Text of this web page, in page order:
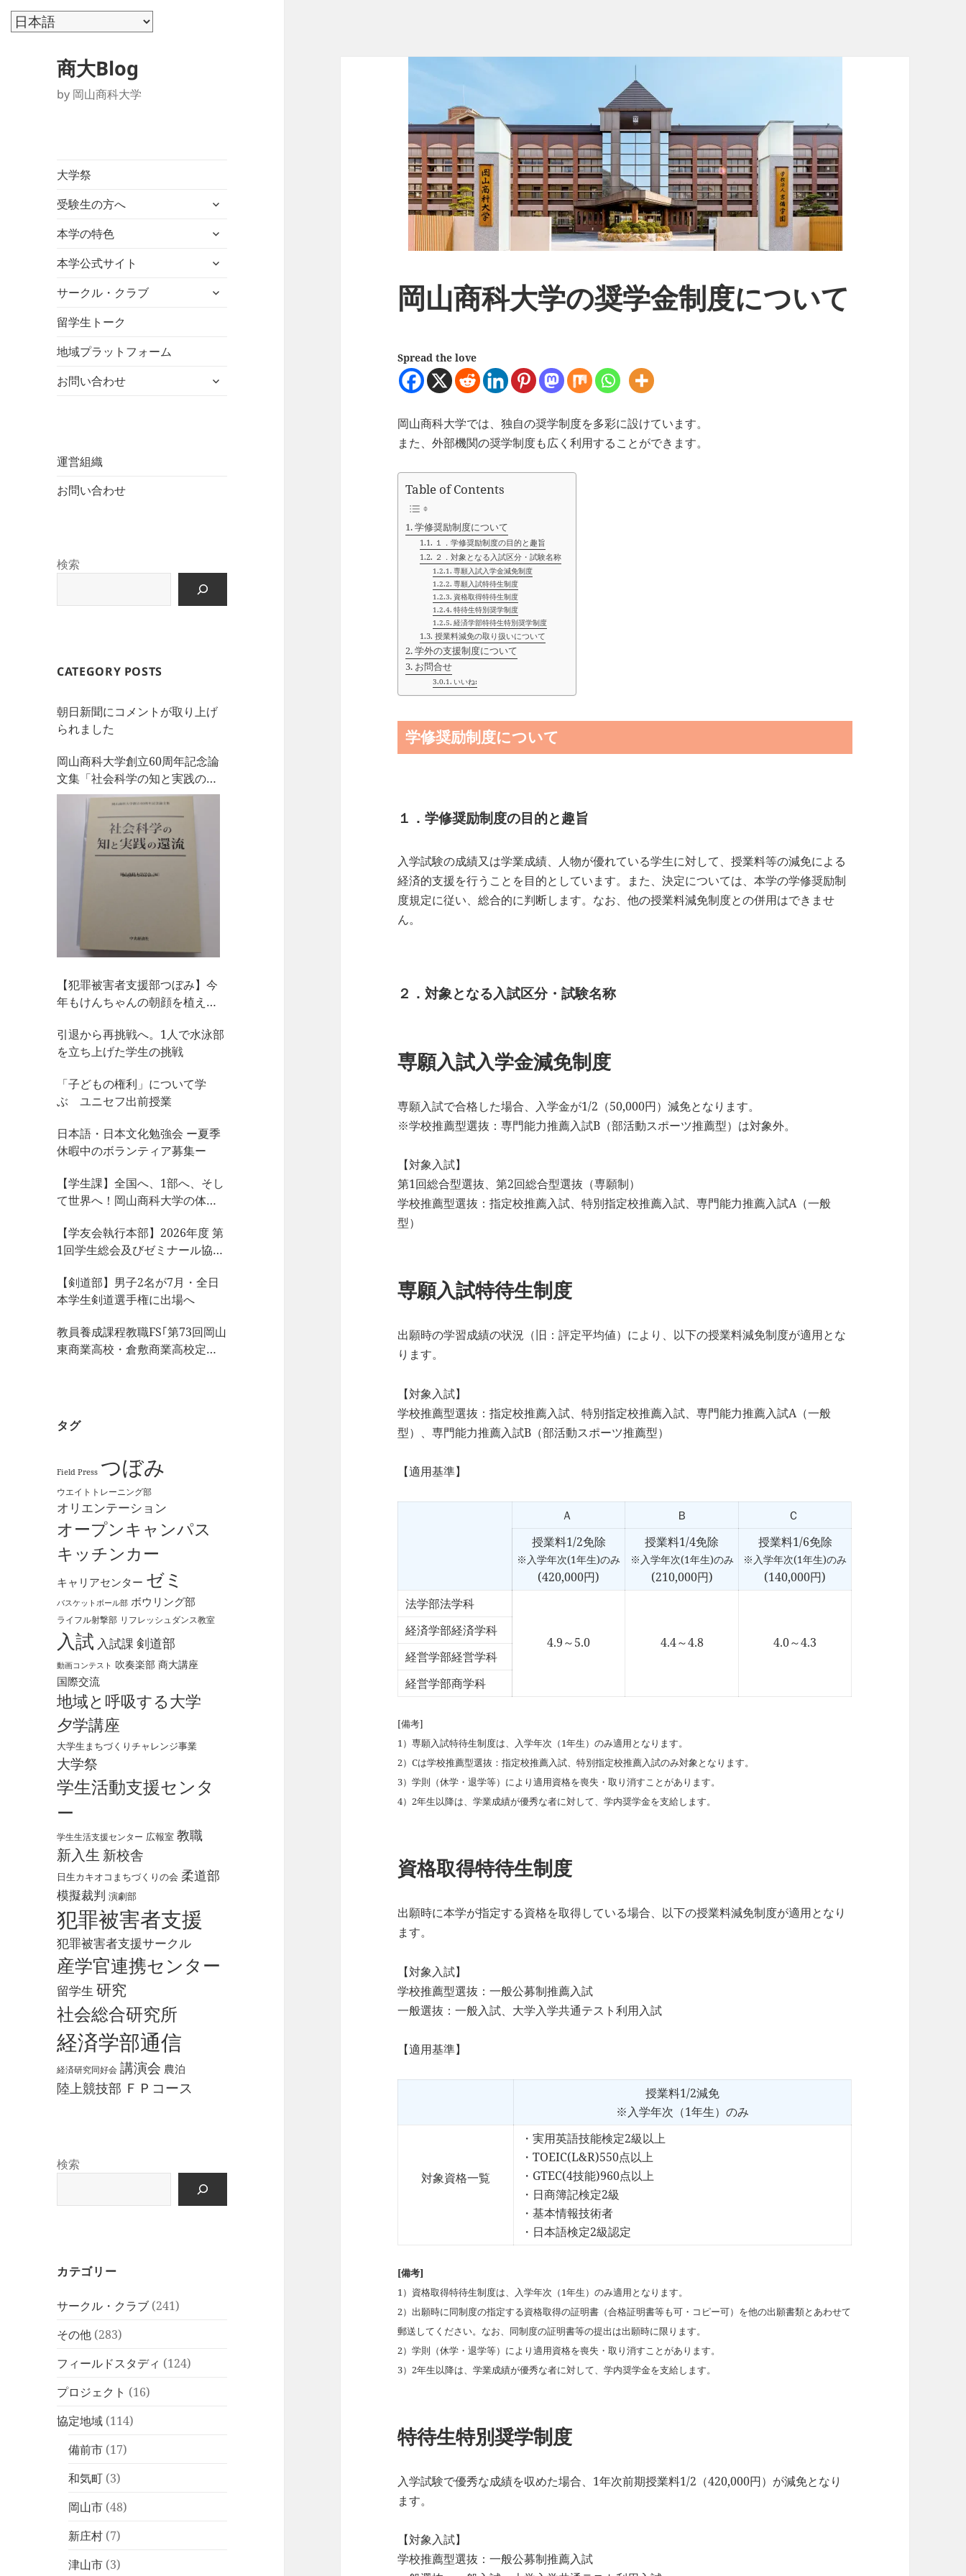
商大Blog
by 岡山商科大学
大学祭
受験生の方へ
サ
メ
ュ
を
本学の特色
サ
メ
ュ
本学公式サイト
サ
メ
サークル・クラブ
サ
を
留学生トーク
地域プラットフォーム
お問い合わせ
サ
運営組織
お問い合わせ
検索
CATEGORY POSTS
朝日新聞にコメントが取り上げ
られました
岡山商科大学創立60周年記念論
文集「社会科学の知と実践の還
流」を刊行しました
【犯罪被害者支援部つぼみ】今
年もけんちゃんの朝顔を植えま
引退から再挑戦へ。1人で水泳部
を立ち上げた学生の挑戦
「子どもの権利」について学
ぶ ユニセフ出前授業
日本語・日本文化勉強会 ー夏季
休暇中のボランティア募集ー
【学生課】全国へ、1部へ、そし
て世界へ！岡山商科大学の体育
動！
【学友会執行本部】2026年度 第
1回学生総会及びゼミナール協議
ました！
【剣道部】男子2名が7月・全日
本学生剣道選手権に出場へ
教員養成課程教職FS｢第73回岡山
東商業高校・倉敷商業高校定期
タグ
Field Press つぼみ
ウエイトトレーニング部
オリエンテーション
オープンキャンパス
キッチンカー
キャリアセンター ゼミ
バスケットボール部 ボウリング部
ライフル射撃部 リフレッシュダンス教室
入試 入試課 剣道部
動画コンテスト 吹奏楽部 商大講座
国際交流
地域と呼吸する大学
夕学講座
大学生まちづくりチャレンジ事業
大学祭
学生活動支援センタ
ー
学生生活支援センター 広報室 教職
新入生 新校舎
日生カキオコまちづくりの会 柔道部
模擬裁判 演劇部
犯罪被害者支援
犯罪被害者支援サークル
産学官連携センター
留学生 研究
社会総合研究所
経済学部通信
経済研究同好会 講演会 農泊
陸上競技部 ＦＰコース
検索
カテゴリー
サークル・クラブ (241)
その他 (283)
フィールドスタディ (124)
プロジェクト (16)
協定地域 (114)
備前市 (17)
和気町 (3)
岡山市 (48)
新庄村 (7)
津山市 (3)
岡山商科大学の奨学金制度について
Spread the love
岡山商科大学では、独自の奨学制度を多彩に設けています。
また、外部機関の奨学制度も広く利用することができます。
Table of Contents
学修奨励制度について
１．学修奨励制度の目的と趣旨
２．対象となる入試区分・試験名称
専願入試入学金減免制度
専願入試特待生制度
資格取得特待生制度
特待生特別奨学制度
経済学部特待生特別奨学制度
授業料減免の取り扱いについて
学外の支援制度について
お問合せ
いいね:
学修奨励制度について
１．学修奨励制度の目的と趣旨
入学試験の成績又は学業成績、人物が優れている学生に対して、授業料等の減免による
経済的支援を行うことを目的としています。また、決定については、本学の学修奨励制
度規定に従い、総合的に判断します。なお、他の授業料減免制度との併用はできませ
ん。
２．対象となる入試区分・試験名称
専願入試入学金減免制度
専願入試で合格した場合、入学金が1/2（50,000円）減免となります。
※学校推薦型選抜：専門能力推薦入試B（部活動スポーツ推薦型）は対象外。
【対象入試】
第1回総合型選抜、第2回総合型選抜（専願制）
学校推薦型選抜：指定校推薦入試、特別指定校推薦入試、専門能力推薦入試A（一般
型）
専願入試特待生制度
出願時の学習成績の状況（旧：評定平均値）により、以下の授業料減免制度が適用とな
ります。
【対象入試】
学校推薦型選抜：指定校推薦入試、特別指定校推薦入試、専門能力推薦入試A（一般
型）、専門能力推薦入試B（部活動スポーツ推薦型）
【適用基準】
Ａ Ｂ
Ｃ
授業料1/2免除
※入学年次(1年生)のみ
(420,000円)
授業料1/4免除
※入学年次(1年生)のみ
(210,000円)
授業料1/6免除
※入学年次(1年生)のみ
(140,000円)
法学部法学科
4.9～5.0 4.4～4.8 4.0～4.3
経済学部経済学科
経営学部経営学科
経営学部商学科
[備考]
1）専願入試特待生制度は、入学年次（1年生）のみ適用となります。
2）Cは学校推薦型選抜：指定校推薦入試、特別指定校推薦入試のみ対象となります。
3）学則（休学・退学等）により適用資格を喪失・取り消すことがあります。
4）2年生以降は、学業成績が優秀な者に対して、学内奨学金を支給します。
資格取得特待生制度
出願時に本学が指定する資格を取得している場合、以下の授業料減免制度が適用となり
ます。
【対象入試】
学校推薦型選抜：一般公募制推薦入試
一般選抜：一般入試、大学入学共通テスト利用入試
【適用基準】
授業料1/2減免
※入学年次（1年生）のみ
対象資格一覧
・実用英語技能検定2級以上
・TOEIC(L&R)550点以上
・GTEC(4技能)960点以上
・日商簿記検定2級
・基本情報技術者
・日本語検定2級認定
[備考]
1）資格取得特待生制度は、入学年次（1年生）のみ適用となります。
2）出願時に同制度の指定する資格取得の証明書（合格証明書等も可・コピー可）を他の出願書類とあわせて
郵送してください。なお、同制度の証明書等の提出は出願時に限ります。
2）学則（休学・退学等）により適用資格を喪失・取り消すことがあります。
3）2年生以降は、学業成績が優秀な者に対して、学内奨学金を支給します。
特待生特別奨学制度
入学試験で優秀な成績を収めた場合、1年次前期授業料1/2（420,000円）が減免となり
ます。
【対象入試】
学校推薦型選抜：一般公募制推薦入試